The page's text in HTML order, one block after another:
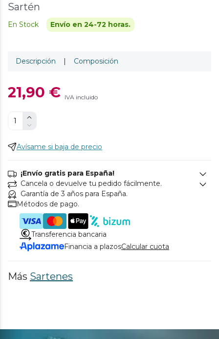
Sartén
En Stock Envío en 24-72 horas.
Descripción | Composición
21,90 € IVA incluido
Avísame si baja de precio
¡Envío gratis para España!
Cancela o devuelve tu pedido fácilmente.
Garantía de 3 años para España.
Métodos de pago.
Transferencia bancaria
Financia a plazosCalcular cuota
Más Sartenes